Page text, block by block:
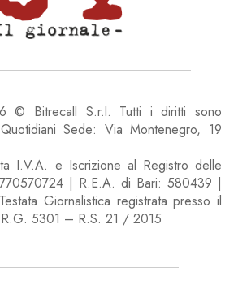
© Bitrecall S.r.l. Tutti i diritti sono
Sede: Via Montenegro, 19
I.V.A. e Iscrizione al Registro delle
| R.E.A. di Bari: 580439 |
Giornalistica registrata presso il
5301 – R.S. 21 / 2015